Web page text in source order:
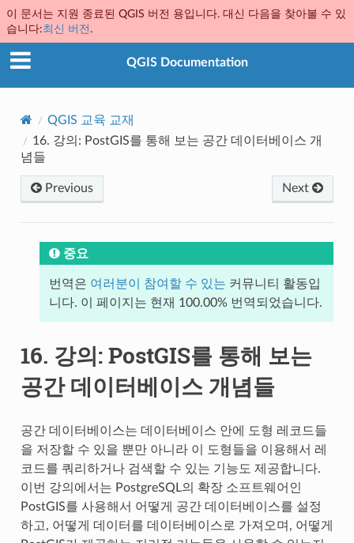
이 문서는 지원 종료된 QGIS 버전 용입니다. 대신 다음을 찾아볼 수 있
습니다:최신 버전 .
QGIS Documentation
QGIS 교육 교재
16. 강의: PostGIS를 통해 보는 공간 데이터베이스 개
념들
Previous Next
중요
번역은 여러분이 참여할 수 있는 커뮤니티 활동입
니다. 이 페이지는 현재 100.00% 번역되었습니다.
16. 강의: PostGIS를 통해 보는
공간 데이터베이스 개념들
공간 데이터베이스는 데이터베이스 안에 도형 레코드들
을 저장할 수 있을 뿐만 아니라 이 도형들을 이용해서 레
코드를 쿼리하거나 검색할 수 있는 기능도 제공합니다.
이번 강의에서는 PostgreSQL의 확장 소프트웨어인
PostGIS를 사용해서 어떻게 공간 데이터베이스를 설정
하고, 어떻게 데이터를 데이터베이스로 가져오며, 어떻게